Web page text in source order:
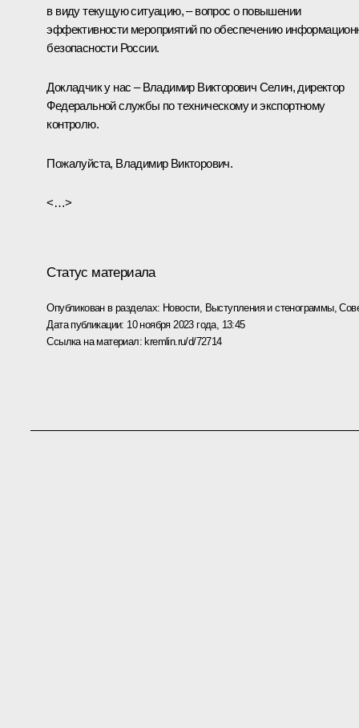
в виду текущую ситуацию, – вопрос о повышении
эффективности мероприятий по обеспечению
безопасности России.
Докладчик у нас – Владимир Викторович Селин, директор
Федеральной службы по техническому и экспортному
контролю.
Пожалуйста, Владимир Викторович.
<…>
Статус материала
Опубликован в разделах: Новости, Выступления и стенограммы,
Дата публикации: 10 ноября 2023 года, 13:45
Ссылка на материал: kremlin.ru/d/72714